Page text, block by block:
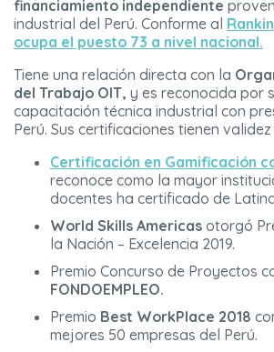
financiamiento independiente
industrial del Perú. Conforme al
ocupa el puesto 73 a nivel nacional.
Tiene una relación directa con la
del Trabajo OIT, y es reconocida por
capacitación técnica industrial con
Perú. Sus certificaciones tienen
Certificación en Gamificación
reconoce como la mayor
docentes ha certificado de
World Skills Americas otorgó
la Nación – Excelencia 2019.
Premio Concurso de Proyectos
FONDOEMPLEO.
Premio Best WorkPlace 2018
mejores 50 empresas del Perú.